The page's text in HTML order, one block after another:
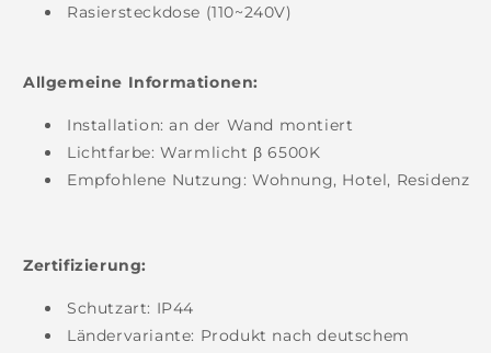
Rasiersteckdose (110~240V)
Allgemeine Informationen:
Installation: an der Wand montiert
Lichtfarbe: Warmlicht β 6500K
Empfohlene Nutzung: Wohnung, Hotel, Residenz
Zertifizierung:
Schutzart: IP44
Ländervariante: Produkt nach deutschem